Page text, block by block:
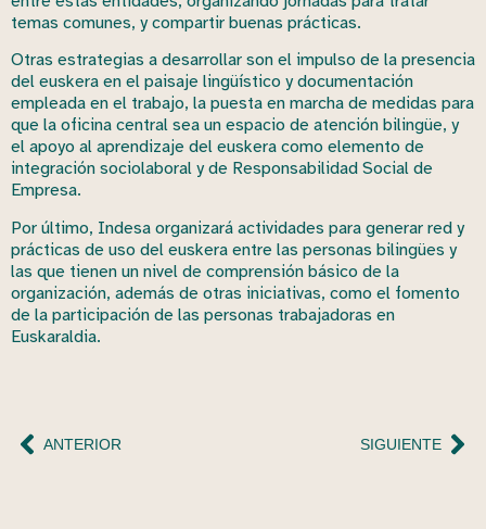
temas comunes, y compartir buenas prácticas.
Otras estrategias a desarrollar son el impulso de la presencia
del euskera en el paisaje lingüístico y documentación
empleada en el trabajo, la puesta en marcha de medidas para
que la oficina central sea un espacio de atención bilingüe, y
el apoyo al aprendizaje del euskera como elemento de
integración sociolaboral y de Responsabilidad Social de
Empresa.
Por último, Indesa organizará actividades para generar red y
prácticas de uso del euskera entre las personas bilingües y
las que tienen un nivel de comprensión básico de la
organización, además de otras iniciativas, como el fomento
de la participación de las personas trabajadoras en
Euskaraldia.
ANTERIOR SIGUIENTE